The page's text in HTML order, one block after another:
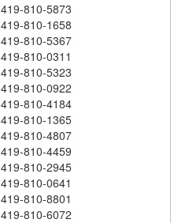
419-810-5873
419-810-1658
419-810-5367
419-810-0311
419-810-5323
419-810-0922
419-810-4184
419-810-1365
419-810-4807
419-810-4459
419-810-2945
419-810-0641
419-810-8801
419-810-6072